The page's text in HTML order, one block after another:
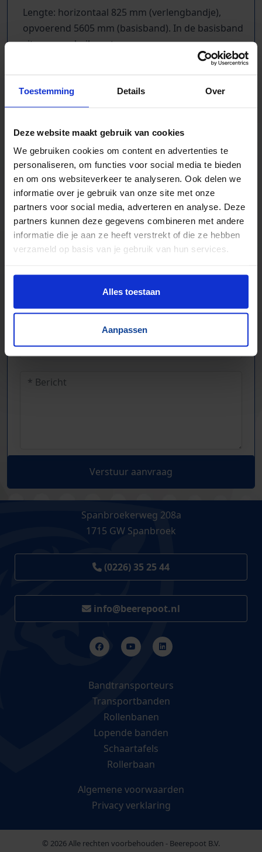
Toestemming Details Over
Deze website maakt gebruik van cookies
We gebruiken cookies om content en advertenties te
personaliseren, om functies voor social media te bieden
en om ons websiteverkeer te analyseren. Ook delen we
informatie over je gebruik van onze site met onze
partners voor social media, adverteren en analyse. Deze
partners kunnen deze gegevens combineren met andere
informatie die je aan ze heeft verstrekt of die ze hebben
verzameld op basis van je gebruik van hun services.
Alles toestaan
Aanpassen
Lengte: horizontaal 825 mm (verlengbandje),
opvoerend 5605 mm (basisband). In de basisband
zit nog een knikpunt.
Veel verschillende bandbreedtes
Voor pakjes & doosjes en voor stortgoed
Extreem veel lopende banden direct leverbaar
Maatwerk mogelijk, nieuw en gebruikt
Verstuur aanvraag
Spanbroekerweg 208a
1715 GW Spanbroek
(0226) 35 25 44
info@beerepoot.nl
Bandtransporteurs
Transportbanden
Rollenbanen
Lopende banden
Schaartafels
Rollerbaan
Algemene voorwaarden
Privacy verklaring
© 2026 Alle rechten voorbehouden - Beerepoot B.V.